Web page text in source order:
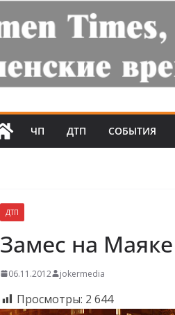
ЧП ДТП СОБЫТИЯ
ДТП
Замес на
06.11.2012 jokermedia
Просмотры: 2 644